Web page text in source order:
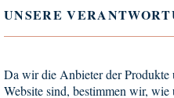
UNSERE
Da wir die Anbieter der Produkte
Website sind, bestimmen wir,